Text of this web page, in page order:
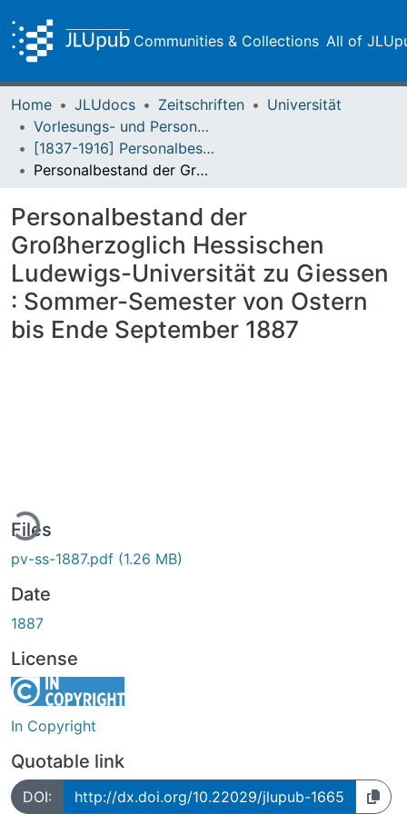
Communities & Collections All of
Home JLUdocs Zeitschriften
Universität
Vorlesungs- und Personalverzeichnis / Justus-Liebig-Universität Gießen
[1837-1916] Personalbestand / Verzeichnis der Studirenden der Großherzoglich Hessischen Ludwigs-Universität zu Giessen
Personalbestand der Großherzoglich Hessischen Ludewigs-Universität zu Giessen : Sommer-Semester von Ostern bis Ende September 1887
Personalbestand der
Großherzoglich Hessischen
Ludewigs-Universität zu Giessen
: Sommer-Semester von Ostern
bis Ende September 1887
Files
pv-ss-1887.pdf (1.26 MB)
Date
1887
License
In Copyright
Quotable link
DOI: http://dx.doi.org/10.22029/jlupub-1665